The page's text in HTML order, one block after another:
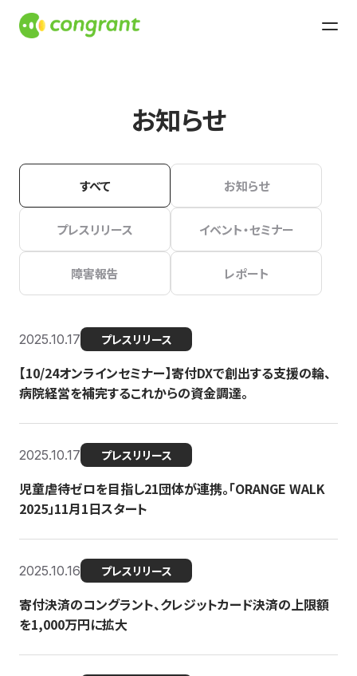
お知らせ
すべて お知らせ
プレスリリース イベント・セミナー
障害報告 レポート
2025.10.17 プレスリリース
【10/24オンラインセミナー】寄付DXで創出する支援の輪、
病院経営を補完するこれからの資金調達。
2025.10.17 プレスリリース
児童虐待ゼロを目指し21団体が連携。「ORANGE WALK
2025」11月1日スタート
2025.10.16 プレスリリース
寄付決済のコングラント、クレジットカード決済の上限額
を1,000万円に拡大